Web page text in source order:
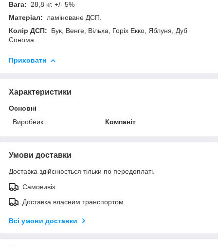
Вага: 28,8 кг. +/- 5%
Матеріал: ламіноване ДСП.
Колір ДСП: Бук, Венге, Вільха, Горіх Екко, Яблуня, Дуб
Сонома.
Приховати
Характеристики
Основні
Виробник
Компаніт
Умови доставки
Доставка здійснюється тільки по передоплаті.
Самовивіз
Доставка власним транспортом
Всі умови доставки